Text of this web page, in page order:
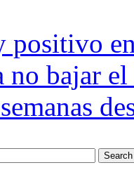
positivo
no bajar